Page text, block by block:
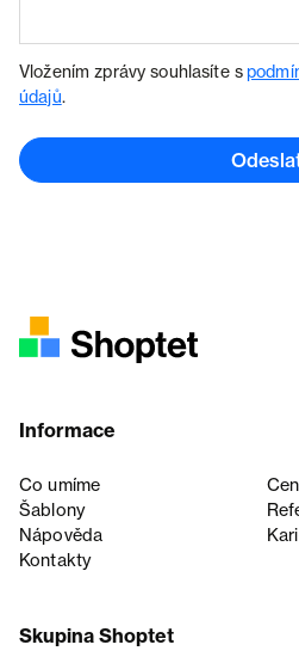
Vložením zprávy souhlasíte s
údajů.
Informace
Co umíme
Šablony
Nápověda
Kontakty
Skupina Shoptet